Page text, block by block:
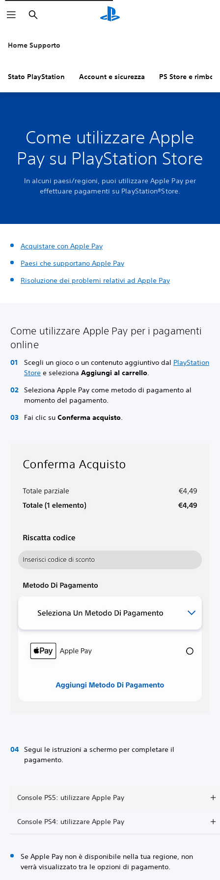
Cerca
Home Supporto
Stato PlayStation Account e sicurezza PS Store e
Come utilizzare Apple
Pay su PlayStation Store
In alcuni paesi/regioni, puoi utilizzare Apple Pay per
effettuare pagamenti su PlayStation®Store.
Acquistare con Apple Pay
Paesi che supportano Apple Pay
Risoluzione dei problemi relativi ad Apple Pay
Come utilizzare Apple Pay per i pagamenti
online
Scegli un gioco o un contenuto aggiuntivo dal PlayStation
Store e seleziona Aggiungi al carrello.
Seleziona Apple Pay come metodo di pagamento al
momento del pagamento.
Fai clic su Conferma acquisto.
Segui le istruzioni a schermo per completare il
pagamento.
Console PS5: utilizzare Apple Pay
Console PS4: utilizzare Apple Pay
Se Apple Pay non è disponibile nella tua regione, non
verrà visualizzato tra le opzioni di pagamento.